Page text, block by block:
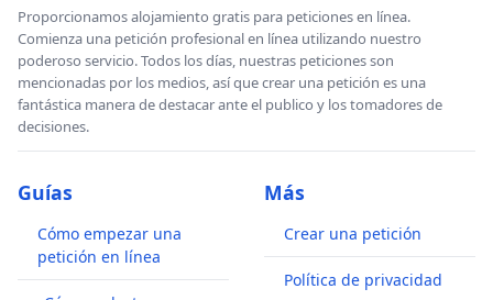
Proporcionamos alojamiento gratis para peticiones en línea.
Comienza una petición profesional en línea utilizando nuestro
poderoso servicio. Todos los días, nuestras peticiones son
mencionadas por los medios, así que crear una petición es una
fantástica manera de destacar ante el publico y los tomadores de
decisiones.
Guías
Cómo empezar una
petición en línea
Más
Crear una petición
Política de privacidad